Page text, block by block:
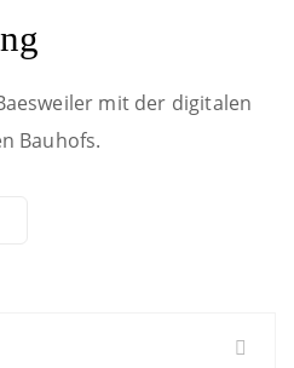
mit der digitalen
Bauhofs.